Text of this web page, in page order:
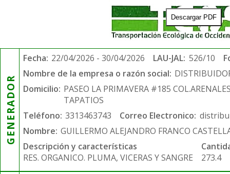
Descargar PDF
GENERADOR
Fecha: 22/04/2026 - 30/04/2026 LAU-JAL: 526/10
Nombre de la empresa o razón social:
Domicilio: PASEO LA PRIMAVERA #185
TAPATIOS
Teléfono: 3313463743 Correo Electronico:
Nombre: GUILLERMO ALEJANDRO FRANCO
Descripción y características
RES. ORGANICO. PLUMA, VICERAS Y SANGRE
273.4